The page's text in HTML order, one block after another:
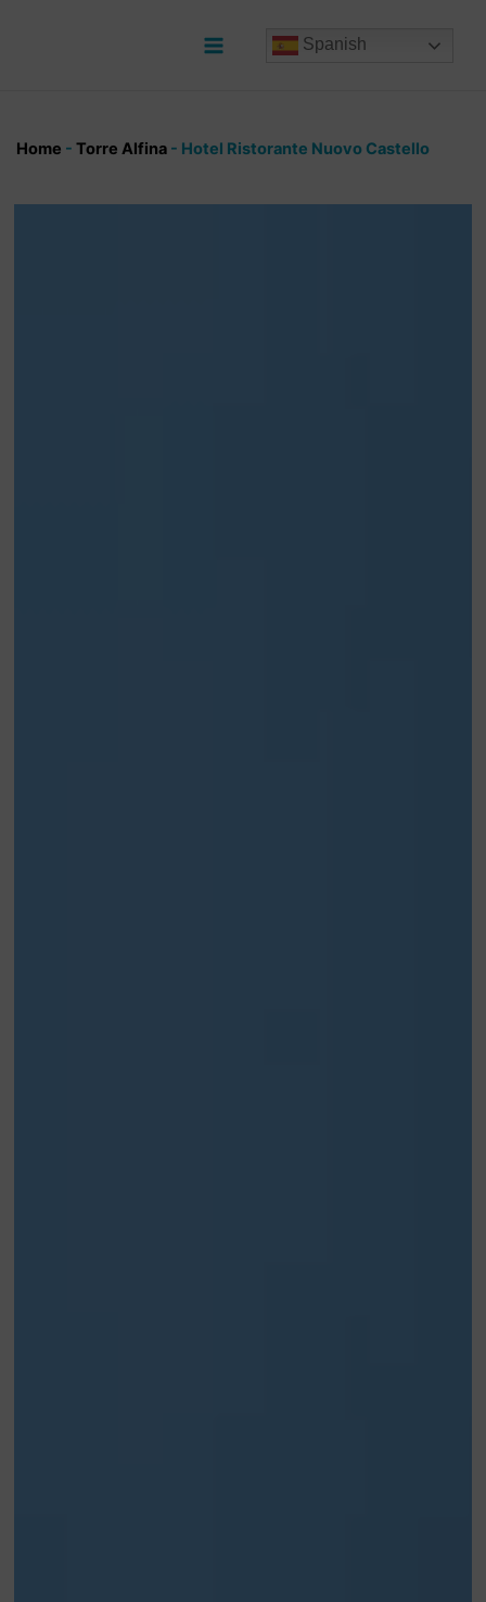
Spanish
Home - Torre Alfina- Hotel Ristorante Nuovo Castello